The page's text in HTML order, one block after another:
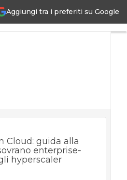
Aggiungi tra i preferiti su Google
Cloud: guida alla
enterprise-
hyperscaler